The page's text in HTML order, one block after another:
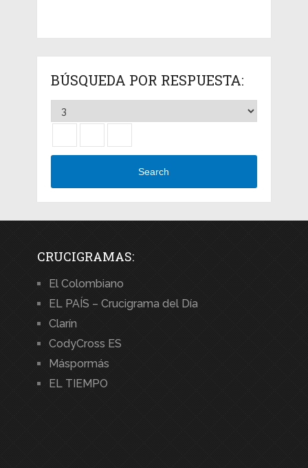
BÚSQUEDA POR RESPUESTA:
Search
CRUCIGRAMAS:
El Colombiano
EL PAÍS – Crucigrama del Día
Clarín
CodyCross ES
Máspormás
EL TIEMPO